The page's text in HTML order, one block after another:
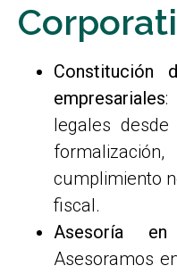
Constitución
empresariales:
legales
cumplimiento
fiscal.
Asesoría
Asesoramos